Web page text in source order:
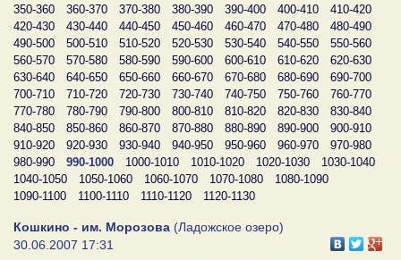
350-360
360-370 370-380 380-390 390-400 400-410
410-420
420-430
430-440 440-450 450-460 460-470 470-480
480-490
490-500
500-510 510-520 520-530 530-540 540-550
550-560
560-570
570-580 580-590 590-600 600-610 610-620
620-630
630-640
640-650 650-660 660-670 670-680 680-690
690-700
700-710
710-720 720-730 730-740 740-750 750-760
760-770
770-780
780-790 790-800 800-810 810-820 820-830
830-840
840-850
850-860 860-870 870-880 880-890 890-900
900-910
910-920
920-930 930-940 940-950 950-960 960-970
970-980
980-990
990-1000 1000-1010 1010-1020 1020-1030
1030-1040
1040-1050
1050-1060 1060-1070 1070-1080
1080-1090
1090-1100
1100-1110 1110-1120 1120-1130
Кошкино - им. Морозова (Ладожское озеро)
30.06.2007 17:31